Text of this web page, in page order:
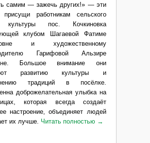
самим — зажечь других!» — эти
присущи работникам сельского
культуры пос. Кочкиновка
клубом Шагаевой Фатиме
и художественному
Гарифовой Альзире
Большое внимание они
развитию культуры и
традиций в посёлке.
доброжелательная улыбка на
которая всегда создаёт
настроение, объединяет людей
их лучше. Читать полностью →